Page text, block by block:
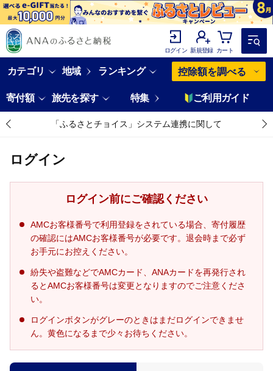
ログイン 新規登録 カート
カテゴリ 地域 ランキング 控除額を調べる
寄付額 旅先を探す 特集 ご利用ガイド
「ふるさとチョイス」システム連携に関して
ログイン
ログイン前にご確認ください
AMCお客様番号で利用登録をされている場合、寄付履歴
の確認にはAMCお客様番号が必要です。退会時まで必ず
お手元にお控えください。
紛失や盗難などでAMCカード、ANAカードを再発行され
るとAMCお客様番号は変更となりますのでご注意くださ
い。
ログインボタンがグレーのときはまだログインできませ
ん。黄色になるまで少々お待ちください。